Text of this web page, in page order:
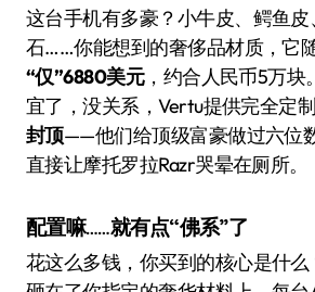
这台手机有多豪？小牛皮、鳄鱼
石……你能想到的奢侈品材质，它
“仅”6880美元，约合人民币5万块
宜了，没关系，Vertu提供完全定
封顶——他们给顶级富豪做过六位
直接让摩托罗拉Razr哭晕在厕所。
配置嘛……就有点“佛系”了
花这么多钱，你买到的核心是什